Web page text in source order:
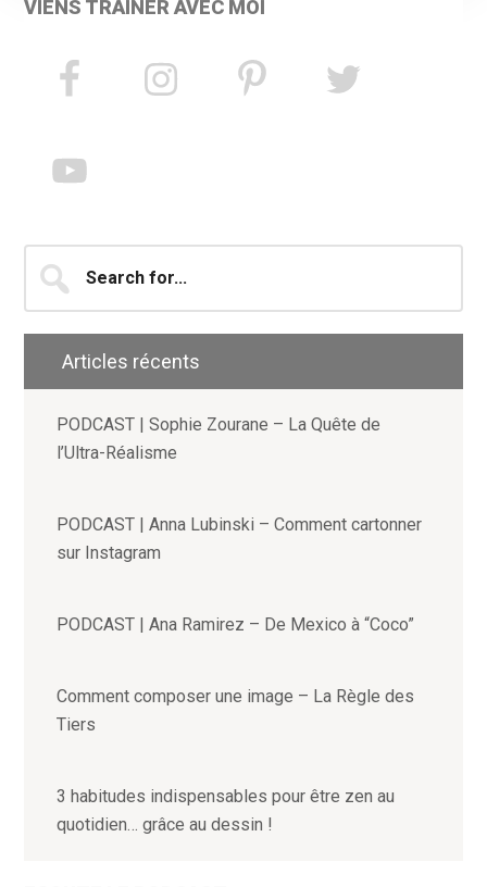
VIENS TRAINER AVEC MOI
for...
Articles récents
PODCAST | Sophie Zourane – La Quête de
l’Ultra-Réalisme
PODCAST | Anna Lubinski – Comment cartonner
sur Instagram
PODCAST | Ana Ramirez – De Mexico à “Coco”
Comment composer une image – La Règle des
Tiers
3 habitudes indispensables pour être zen au
quotidien… grâce au dessin !